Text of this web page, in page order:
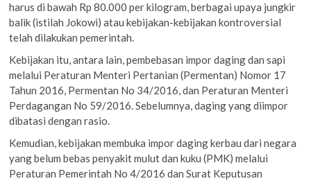
harus di bawah Rp 80.000 per kilogram, berbagai upaya jungkir
balik (istilah Jokowi) atau kebijakan-kebijakan kontroversial
telah dilakukan pemerintah.
Kebijakan itu, antara lain, pembebasan impor daging dan sapi
melalui Peraturan Menteri Pertanian (Permentan) Nomor 17
Tahun 2016, Permentan No 34/2016, dan Peraturan Menteri
Perdagangan No 59/2016. Sebelumnya, daging yang diimpor
dibatasi dengan rasio.
Kemudian, kebijakan membuka impor daging kerbau dari negara
yang belum bebas penyakit mulut dan kuku (PMK) melalui
Peraturan Pemerintah No 4/2016 dan Surat Keputusan